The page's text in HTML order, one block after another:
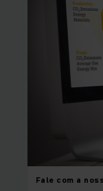
Fale com a